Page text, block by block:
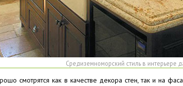
Средиземноморский стиль в интерьере
смотрятся как в качестве декора стен, так и на